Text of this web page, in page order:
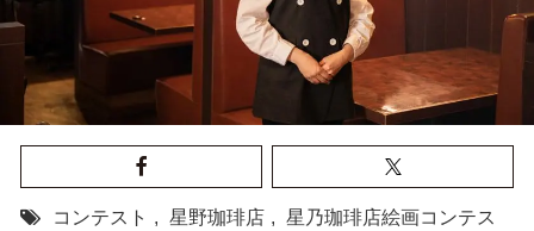
コンテスト , 星野珈琲店 , 星乃珈琲店絵画コンテス